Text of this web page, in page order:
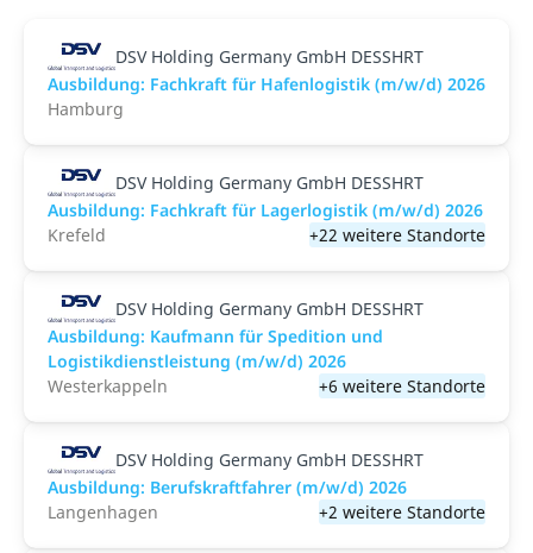
DSV Holding Germany GmbH DESSHRT
Ausbildung: Fachkraft für Hafenlogistik (m/w/d) 2026
Hamburg
DSV Holding Germany GmbH DESSHRT
Ausbildung: Fachkraft für Lagerlogistik (m/w/d) 2026
Krefeld
+22 weitere Standorte
DSV Holding Germany GmbH DESSHRT
Ausbildung: Kaufmann für Spedition und
Logistikdienstleistung (m/w/d) 2026
Westerkappeln
+6 weitere Standorte
DSV Holding Germany GmbH DESSHRT
Ausbildung: Berufskraftfahrer (m/w/d) 2026
Langenhagen
+2 weitere Standorte